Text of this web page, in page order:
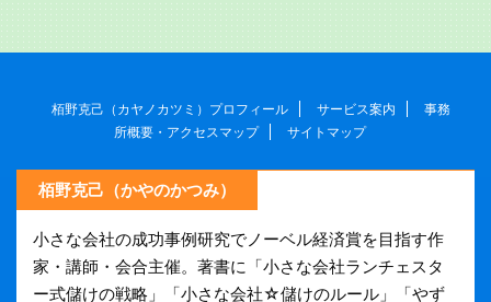
栢野克己（カヤノカツミ）プロフィール サービス案内
事務
所概要・アクセスマップ
サイトマップ
栢野克己（かやのかつみ）
小さな会社の成功事例研究でノーベル経済賞を目指す作
家・講師・会合主催。著書に「小さな会社ランチェスタ
ー式儲けの戦略」「小さな会社☆儲けのルール」「やず